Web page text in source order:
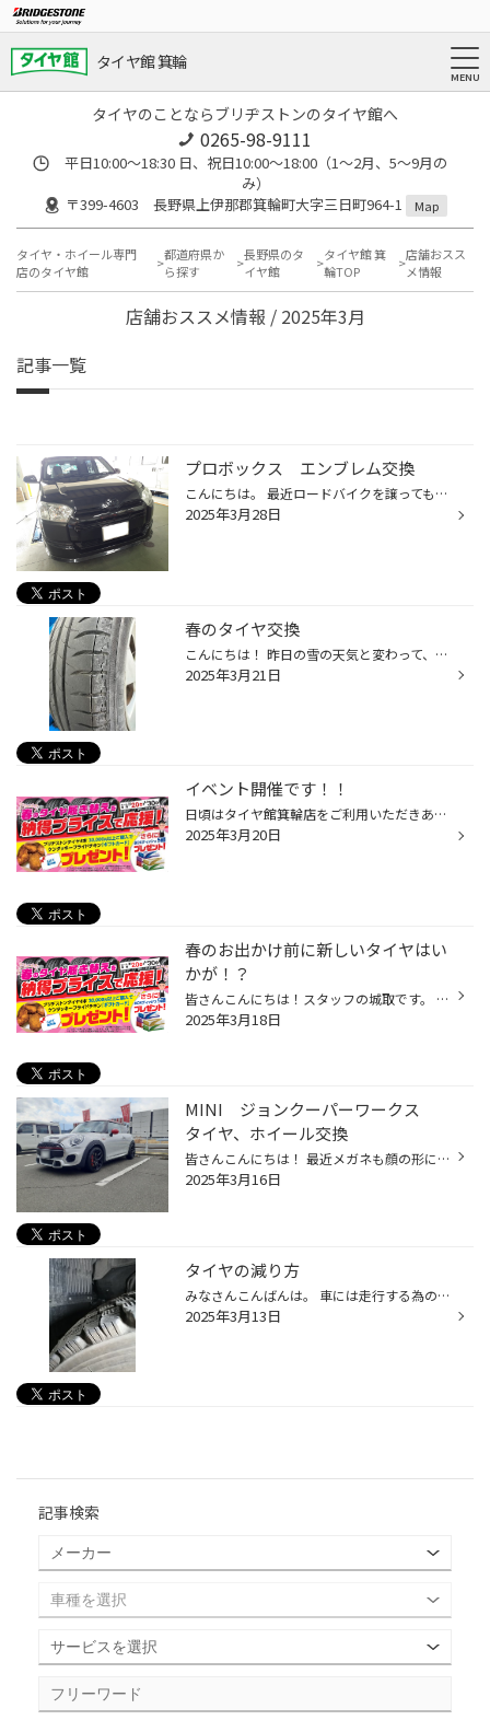
タイヤ館 箕輪
タイヤのことならブリヂストンのタイヤ館へ
0265-98-9111
平日10:00～18:30 日、祝日10:00～18:00（1～2月、5～9月の
み）
〒399-4603 長野県上伊那郡箕輪町大字三日町964-1
Map
タイヤ・ホイール専門
店のタイヤ館
都道府県か
ら探す
長野県のタ
イヤ館
タイヤ館 箕
輪TOP
店舗おスス
メ情報
店舗おススメ情報 / 2025年3月
記事一覧
プロボックス エンブレム交換
こんにちは。 最近ロードバイクを譲ってもらい、フルメンテナンス最中の眼鏡スタッフ伊藤です。 さて、気温も上がりお車のドレスアップにいい時期になってきました。 今回ご紹介するのは、プロボックスハイブリッドのエンブレム（トヨタマーク）交換です。 残念ながら艶消し黒は在りませんでしたが...
2025年3月28日
春のタイヤ交換
こんにちは！ 昨日の雪の天気と変わって、本日晴天のいい天気ですね☀ 春の恒例の夏タイヤへの交換する車の来店が増えてきました お客様は履き替えの準備は出来でますか？ スタッドレスタイヤに履き替えて倉庫にフクロ詰めのままだと 下記の写真の様になってるかもしれません 写真の様に、ヒビ割れが...
2025年3月21日
イベント開催です！！
日頃はタイヤ館箕輪店をご利用いただきありがとうございます。又、今春、ご入学、ご卒業のみなさま おめでとうございます。 本日（3/20日）から4月29日まで夏タイヤのイベントを開催します。ブリヂストンタイヤ4本ご購入・3万以上、当日決済されたお客様に数量限定でケンタッキーフライドチキンで...
2025年3月20日
春のお出かけ前に新しいタイヤはい
かが！？
皆さんこんにちは！スタッフの城取です。 今回は、イベントのお知らせです！！ 3/20（木）～4/29（火）の期間で、夏タイヤがお得に購入できるイベントを期間限定で開催します！ ブリヂストンタイヤ４本＆30,000円以上ご購入で、ケンタッキー・フライド・チキンで利用できるギフトカードを数量限定で...
2025年3月18日
MINI ジョンクーパーワークス
タイヤ、ホイール交換
皆さんこんにちは！ 最近メガネも顔の形に合わせたタイプ診断があることを知りました。 遠くの文字や形が二重に見えてきたのでこれを期にメガネ新調を考えているメガネスタッフ伊藤です。 さて今回は、珍しいお車のご紹介です。 お車、MINI ジョンクーパーワークスです！！ タイヤ、ホイール、ロッ...
2025年3月16日
タイヤの減り方
みなさんこんばんは。 車には走行する為の正しい角度があることをご存じですか？ この角度が曲がっているとタイヤの減り方にも影響してくることがあるのです。 一部の例ですが酷いものだとこのようにぎざぎざにタイヤが減ってしまったり、タイヤの片側だけ減ってしまったりと、正しく地面に接地しな...
2025年3月13日
記事検索